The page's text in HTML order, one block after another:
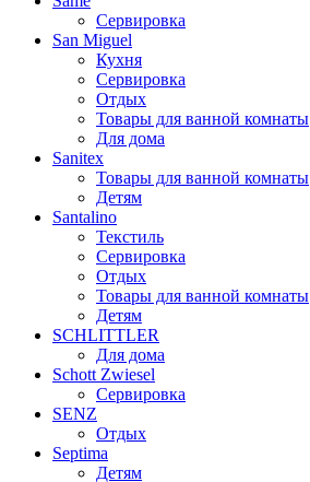
Сервировка
San Miguel
Кухня
Сервировка
Отдых
Товары для ванной комнаты
Для дома
Sanitex
Товары для ванной комнаты
Детям
Santalino
Текстиль
Сервировка
Отдых
Товары для ванной комнаты
Детям
SCHLITTLER
Для дома
Schott Zwiesel
Сервировка
SENZ
Отдых
Septima
Детям